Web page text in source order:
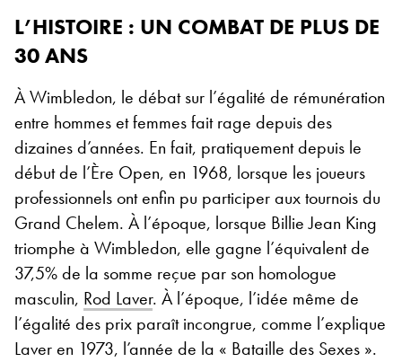
L’HISTOIRE : UN COMBAT DE PLUS DE
30 ANS
À Wimbledon, le débat sur l’égalité de rémunération
entre hommes et femmes fait rage depuis des
dizaines d’années. En fait, pratiquement depuis le
début de l’Ère Open, en 1968, lorsque les joueurs
professionnels ont enfin pu participer aux tournois du
Grand Chelem. À l’époque, lorsque Billie Jean King
triomphe à Wimbledon, elle gagne l’équivalent de
37,5% de la somme reçue par son homologue
masculin, Rod Laver. À l’époque, l’idée même de
l’égalité des prix paraît incongrue, comme l’explique
Laver en 1973, l’année de la « Bataille des Sexes ».